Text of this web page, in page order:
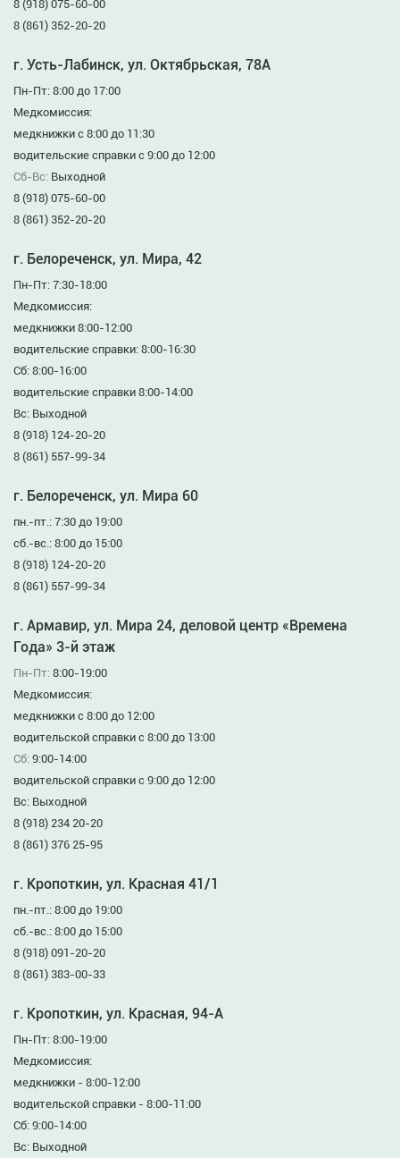
8 (918) 075-60-00
8 (861) 352-20-20
г. Усть-Лабинск, ул. Октябрьская, 78А
Пн-Пт: 8:00 до 17:00
Медкомиссия:
медкнижки с 8:00 до 11:30
водительские справки с 9:00 до 12:00
Сб-Вс: Выходной
8 (918) 075-60-00
8 (861) 352-20-20
г. Белореченск, ул. Мира, 42
Пн-Пт: 7:30-18:00
Медкомиссия:
медкнижки 8:00-12:00
водительские справки: 8:00-16:30
Сб: 8:00-16:00
водительские справки 8:00-14:00
Вс: Выходной
8 (918) 124-20-20
8 (861) 557-99-34
г. Белореченск, ул. Мира 60
пн.-пт.: 7:30 до 19:00
сб.-вс.: 8:00 до 15:00
8 (918) 124-20-20
8 (861) 557-99-34
г. Армавир, ул. Мира 24, деловой центр «Времена
Года» 3-й этаж
Пн-Пт: 8:00-19:00
Медкомиссия:
медкнижки с 8:00 до 12:00
водительской справки с 8:00 до 13:00
Сб: 9:00-14:00
водительской справки с 9:00 до 12:00
Вс: Выходной
8 (918) 234 20-20
8 (861) 376 25-95
г. Кропоткин, ул. Красная 41/1
пн.-пт.: 8:00 до 19:00
сб.-вс.: 8:00 до 15:00
8 (918) 091-20-20
8 (861) 383-00-33
г. Кропоткин, ул. Красная, 94-А
Пн-Пт: 8:00-19:00
Медкомиссия:
медкнижки - 8:00-12:00
водительской справки - 8:00-11:00
Сб: 9:00-14:00
Вс: Выходной